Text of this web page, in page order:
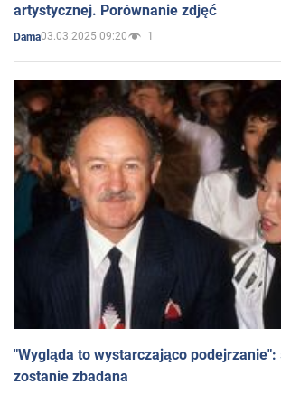
artystycznej. Porównanie zdjęć
Dama03.03.2025 09:20 1
"Wygląda to wystarczająco
zostanie zbadana